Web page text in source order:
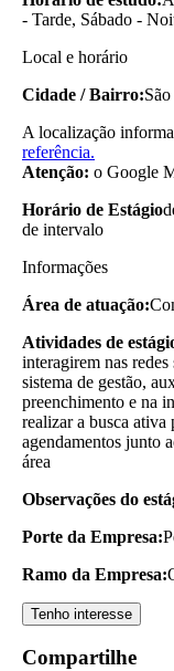
- Tarde, Sábado -
Local e horário
Cidade / Bairro:
A localização
referência.
Atenção: o Google
Horário de Estágio
de intervalo
Informações
Área de atuação:
Atividades de
interagirem nas
sistema de gestão,
preenchimento e na
realizar a busca ativa
agendamentos junto
área
Observações do
Porte da Empresa:
Ramo da Empresa:
Tenho interesse
Compartilhe